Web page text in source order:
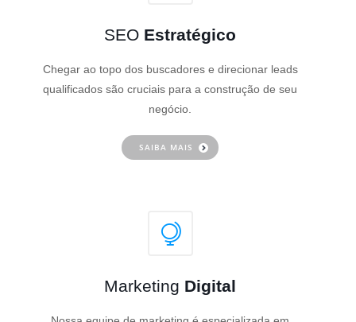
SEO Estratégico
Chegar ao topo dos buscadores e direcionar leads
qualificados são cruciais para a construção de seu
negócio.
SAIBA MAIS
Marketing Digital